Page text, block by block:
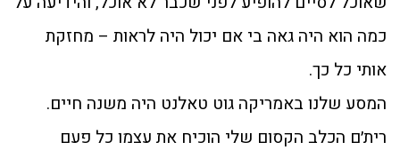
כמה הוא היה גאה בי אם יכול היה לראות – מחזקת
אותי כל כך.
המסע שלנו באמריקה גוט טאלנט היה משנה חיים.
רית׳ם הכלב הקסום שלי הוכיח את עצמו כל פעם